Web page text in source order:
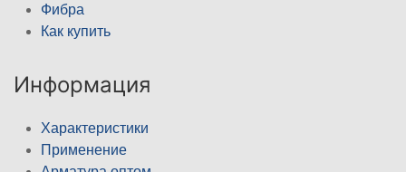
Фибра
Как купить
Информация
Характеристики
Применение